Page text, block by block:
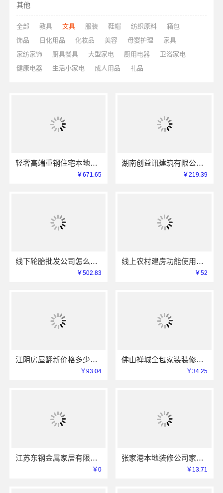
其他
全部 教具 文具 服装 鞋帽 纺织原料
箱包
饰品
日化用品 化妆品 美容 母婴护理
家具
家纺家饰
厨具餐具 大型家电 厨用电器
卫浴家电
健康电器
生活小家电 成人用品 礼品
轻奢高端重钢住宅本地维保，云南晟构售后无忧
￥671.65
湖南创益讯建筑有限公司本地全案设计多少钱一平售后无忧
￥219.39
线下轮胎批发公司怎么做？湖北省腾冠畅实业贸易有限公司
￥502.83
线上农村建房功能使用中蓝建投北京建设有限公司四川
￥52
江阴房屋翻新价格多少？无锡亿莱居装饰工程材料有限公司全屋定制
￥93.04
佛山禅城全包家装装修，雅居美家源头模式一站搞定
￥34.25
江苏东钢金属家居有限公司厨餐厅新中式装饰工程解析
￥0
张家港本地装修公司家装费用-兔哥哥智装一站式全包
￥13.71